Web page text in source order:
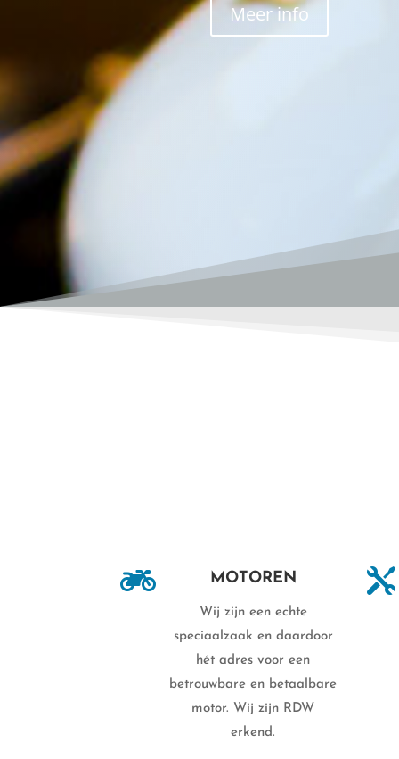
Meer info
 MOTOREN
Wij zijn een echte
speciaalzaak en daardoor
hét adres voor een
betrouwbare en betaalbare
motor. Wij zijn RDW
erkend.
